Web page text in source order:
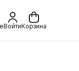
ВойтиКорзина